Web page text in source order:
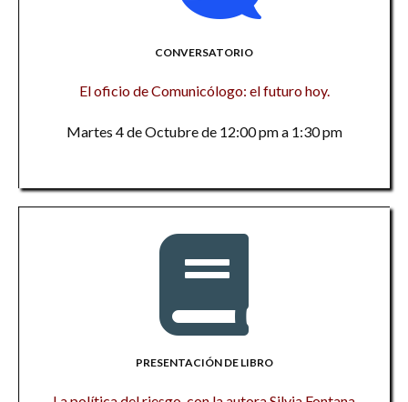
CONVERSATORIO
El oficio de Comunicólogo: el futuro hoy.
Martes 4 de Octubre de 12:00 pm a 1:30 pm
PRESENTACIÓN DE LIBRO